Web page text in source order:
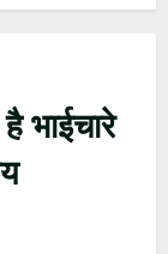
भाईचारे